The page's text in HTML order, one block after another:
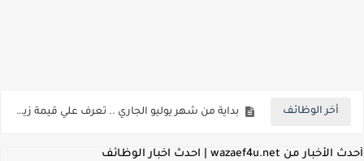
أخر الوظائف للمؤهلات العليا ..اعلان وظائف وزارة التنمية المحلية " اخصائي تخطيط - مهندس - اخصائي حاسبات - باحث قانوني " والتقديم الكتروني بتاريخ 15-7-2026
للعمل كضباط متخصصين ..وزارة الدفاع تعلن عن فتح باب التقديم للمؤهلات العليا خريجي الكليات الطبيه / علوم / هندسة / تجارة / حقوق / زراعة / تربية / اداب / خدمة اجتماعية
أحدث الأخبار من wazaef4u.net | احدث اخبار الوظائف